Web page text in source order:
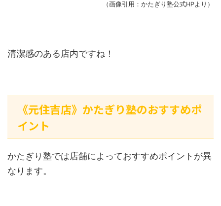
（画像引用：かたぎり塾公式HPより）
清潔感のある店内ですね！
《元住吉店》かたぎり塾のおすすめポ
イント
かたぎり塾では店舗によっておすすめポイントが異
なります。